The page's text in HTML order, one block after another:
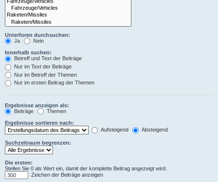
Unterforen durchsuchen:
Ja
Nein
Innerhalb suchen:
Betreff und Text der Beiträge
Nur im Text der Beiträge
Nur im Betreff der Themen
Nur im ersten Beitrag der Themen
Ergebnisse anzeigen als:
Beiträge
Themen
Ergebnisse sortieren nach:
Aufsteigend
Absteigend
Suchzeitraum begrenzen:
Die ersten:
Stellen Sie 0 als Wert ein, damit der komplette Beitrag angezeigt wird.
Zeichen der Beiträge anzeigen